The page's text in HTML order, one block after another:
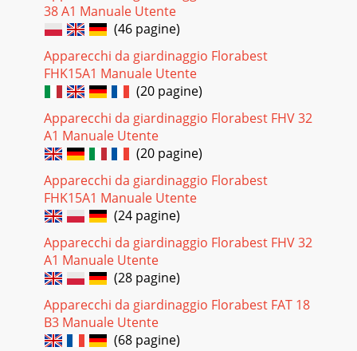
38 A1 Manuale Utente
(46 pagine)
Apparecchi da giardinaggio Florabest
FHK15A1 Manuale Utente
(20 pagine)
Apparecchi da giardinaggio Florabest FHV 32
A1 Manuale Utente
(20 pagine)
Apparecchi da giardinaggio Florabest
FHK15A1 Manuale Utente
(24 pagine)
Apparecchi da giardinaggio Florabest FHV 32
A1 Manuale Utente
(28 pagine)
Apparecchi da giardinaggio Florabest FAT 18
B3 Manuale Utente
(68 pagine)